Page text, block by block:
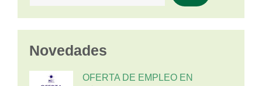
Novedades
OFERTA DE EMPLEO EN